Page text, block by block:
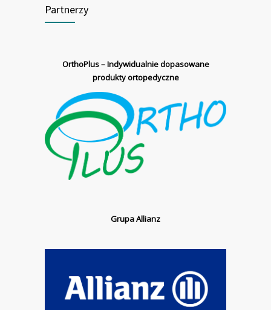
Partnerzy
OrthoPlus –Indywidualnie dopasowane
produkty ortopedyczne
Grupa Allianz